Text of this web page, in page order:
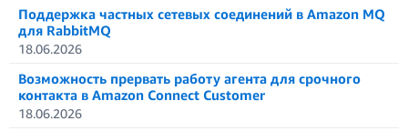
Поддержка частных сетевых соединений в Amazon MQ
для RabbitMQ
18.06.2026
Возможность прервать работу агента для срочного
контакта в Amazon Connect Customer
18.06.2026